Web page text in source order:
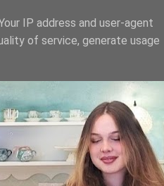
IP address and user-agent
of service, generate usage